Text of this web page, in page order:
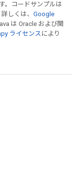
。コードサンプルは
しくは、 Google
は Oracle および関
ライセンスにより